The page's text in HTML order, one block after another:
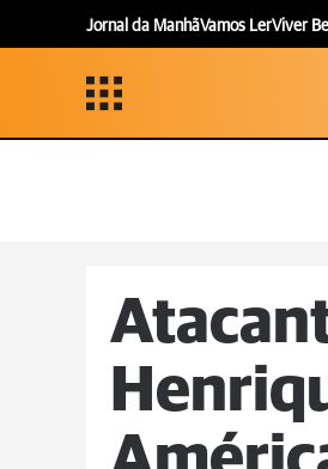
Jornal da ManhãVamos LerViver